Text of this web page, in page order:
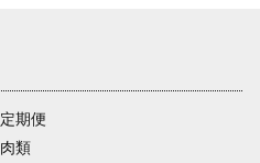
定期便
肉類